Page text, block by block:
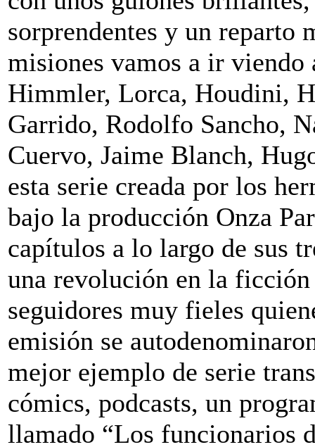
sorprendentes y un reparto
misiones vamos a ir viendo
Himmler, Lorca, Houdini,
Garrido, Rodolfo Sancho,
Cuervo, Jaime Blanch,
esta serie creada por los
bajo la producción Onza
capítulos a lo largo de sus
una revolución en la ficción
seguidores muy fieles
emisión se
mejor ejemplo de serie
cómics, podcasts, un
llamado “Los funcionarios